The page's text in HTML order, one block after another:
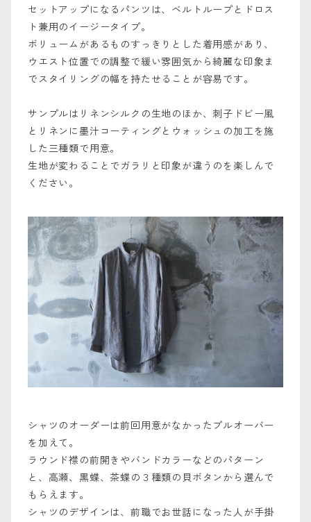
セットアップになるパンツは、ベルトループとドロス
ト兼用のイージータイプ。
ボリュームがあるものすっきりとした着用感があり、
ウエスト位置での調整で緩い雰囲気から綺麗な印象ま
でスタイリングの幅を持たせることが容易です。
サンプルはリネンシルクの生地のほか、刺子ドビー風
とリネンに墨汁コーティングとウォッシュの加工を施
した三種類で用意。
生地が変わることでガラリと印象が違うのを楽しんで
ください。
シャツのオーダーは前回用意がなかったプルオーバー
を加えて。
ラウンド襟の前開きやバンドカラーなどのパターン
と、高瀬、黒蝶、茶蝶の３種類の貝ボタンから選んで
もらえます。
シャツのデザインは、前職でお世話になった人が手掛